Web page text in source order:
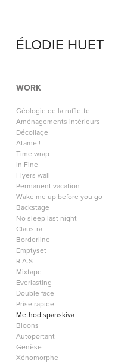
ÉLODIE HUET
WORK
Géologie de la rufflette
Aménagements intérieurs
Décollage
Atame !
Time wrap
In Fine
Flyers wall
Permanent vacation
Wake me up before you go
Backstage
No sleep last night
Claustra
Borderline
Emptyset
R.A.S
Mixtape
Everlasting
Double face
Prise rapide
Method spanskiva
Bloons
Autoportant
Genèse
Xénomorphe